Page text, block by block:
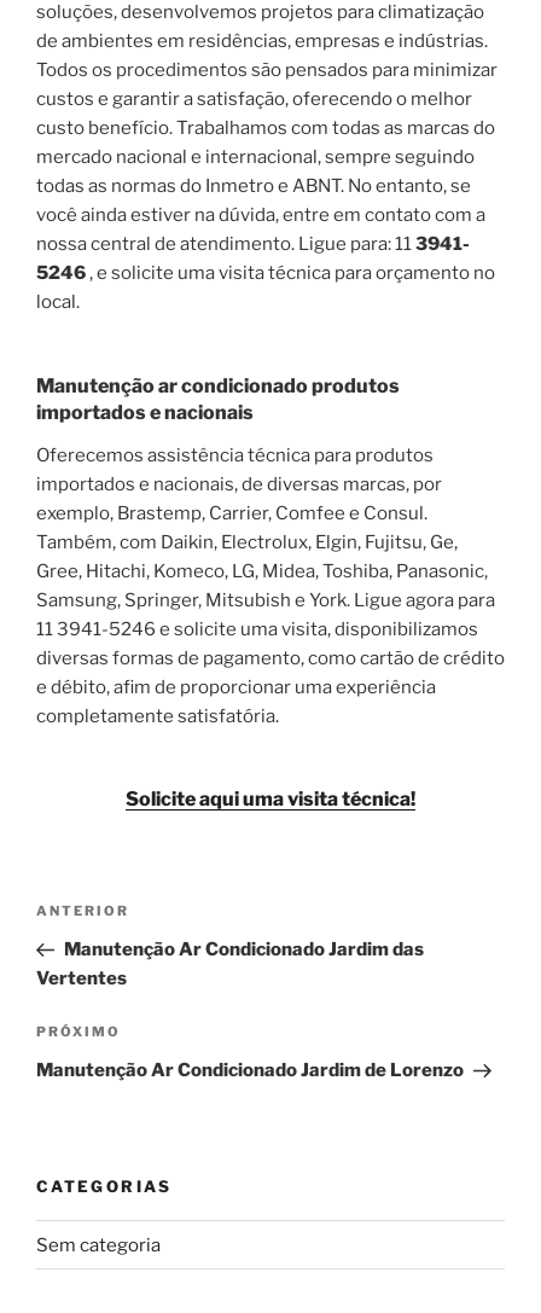
soluções, desenvolvemos projetos para climatização
de ambientes em residências, empresas e indústrias.
Todos os procedimentos são pensados para minimizar
custos e garantir a satisfação, oferecendo o melhor
custo benefício. Trabalhamos com todas as marcas do
mercado nacional e internacional, sempre seguindo
todas as normas do Inmetro e ABNT. No entanto, se
você ainda estiver na dúvida, entre em contato com a
nossa central de atendimento. Ligue para: 113941-
5246, e solicite uma visita técnica para orçamento no
local.
Manutenção ar condicionado produtos
importados e nacionais
Oferecemos assistência técnica para produtos
importados e nacionais, de diversas marcas, por
exemplo, Brastemp, Carrier, Comfee e Consul.
Também, com Daikin, Electrolux, Elgin, Fujitsu, Ge,
Gree, Hitachi, Komeco, LG, Midea, Toshiba, Panasonic,
Samsung, Springer, Mitsubish e York. Ligue agora para
11 3941-5246 e solicite uma visita, disponibilizamos
diversas formas de pagamento, como cartão de crédito
e débito, afim de proporcionar uma experiência
completamente satisfatória.
Solicite aqui uma visita técnica!
Navegação
Post
Post
anterior
ANTERIOR
Manutenção Ar Condicionado Jardim das
Vertentes
Próximo
post
PRÓXIMO
Manutenção Ar Condicionado Jardim de Lorenzo
CATEGORIAS
Sem categoria